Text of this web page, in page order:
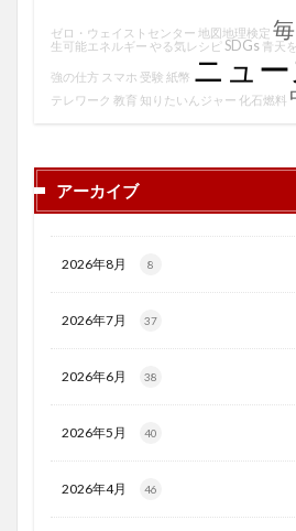
ゼロ・ウェイストセンター 地図地理検定
生可能エネルギー やる気レシピ SDGs 青天
強の仕方 スマホ 受験 紙幣 ニュ
テレワーク 教育 知りたいんジャー 化石燃料
アーカイブ
2026年8月 8
2026年7月 37
2026年6月 38
2026年5月 40
2026年4月 46